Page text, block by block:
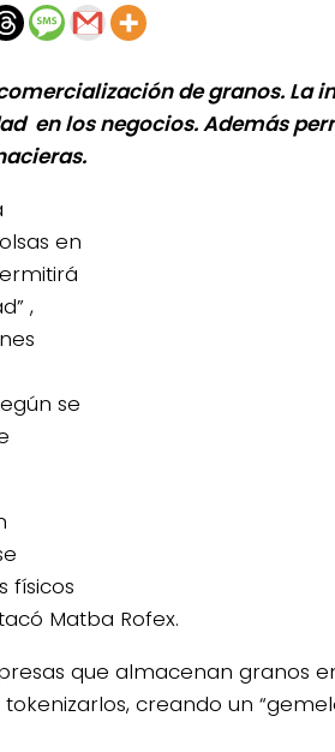
de granos. La
en los negocios. Además
en
,
se
físicos
Matba Rofex.
que almacenan granos
creando un